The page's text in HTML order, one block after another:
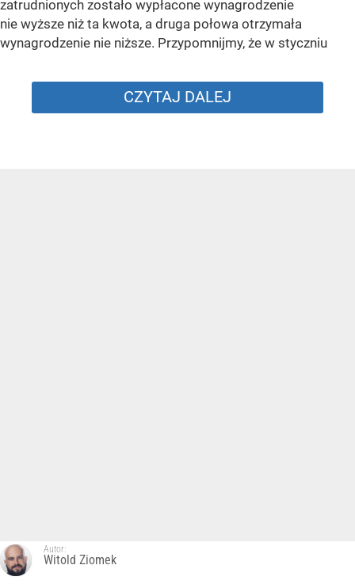
zatrudnionych zostało wypłacone wynagrodzenie
nie wyższe niż ta kwota, a druga połowa otrzymała
wynagrodzenie nie niższe. Przypomnijmy, że w styczniu
CZYTAJ DALEJ
Autor:
Witold Ziomek